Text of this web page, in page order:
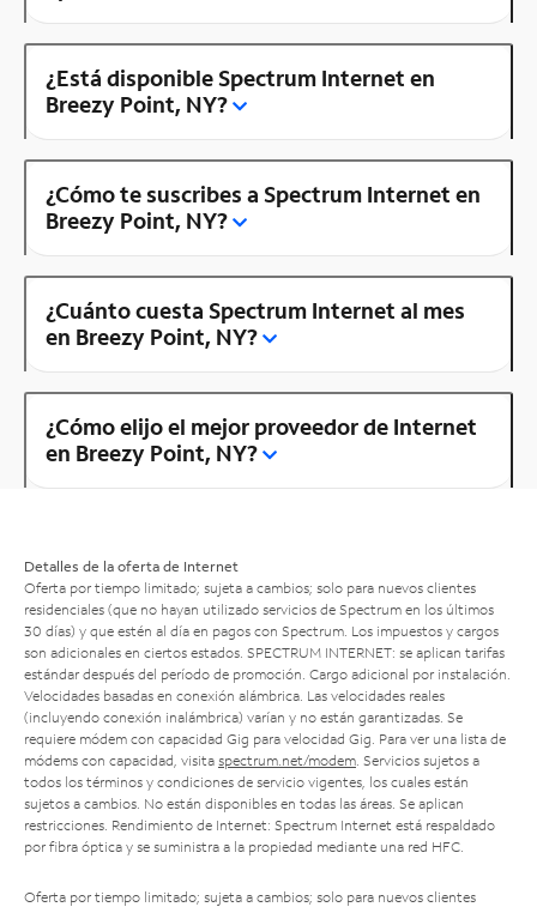
¿Está disponible Spectrum Internet en
Breezy Point, NY?
¿Cómo te suscribes a Spectrum Internet en
Breezy Point, NY?
¿Cuánto cuesta Spectrum Internet al mes
en Breezy Point, NY?
¿Cómo elijo el mejor proveedor de Internet
en Breezy Point, NY?
Detalles de la oferta de Internet
Oferta por tiempo limitado; sujeta a cambios; solo para nuevos clientes
residenciales (que no hayan utilizado servicios de Spectrum en los últimos
30 días) y que estén al día en pagos con Spectrum. Los impuestos y cargos
son adicionales en ciertos estados. SPECTRUM INTERNET: se aplican tarifas
estándar después del período de promoción. Cargo adicional por instalación.
Velocidades basadas en conexión alámbrica. Las velocidades reales
(incluyendo conexión inalámbrica) varían y no están garantizadas. Se
requiere módem con capacidad Gig para velocidad Gig. Para ver una lista de
módems con capacidad, visita spectrum.net/modem . Servicios sujetos a
todos los términos y condiciones de servicio vigentes, los cuales están
sujetos a cambios. No están disponibles en todas las áreas. Se aplican
restricciones. Rendimiento de Internet: Spectrum Internet está respaldado
por fibra óptica y se suministra a la propiedad mediante una red HFC.
Oferta por tiempo limitado; sujeta a cambios; solo para nuevos clientes